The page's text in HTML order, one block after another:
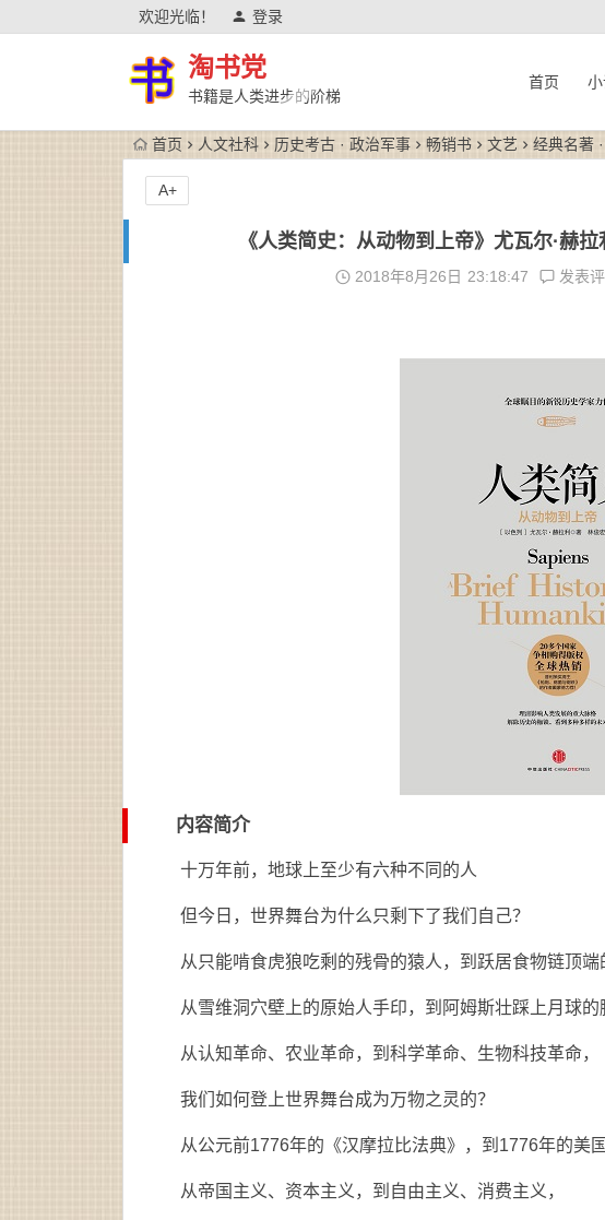
欢迎光临！ 登录
淘书党
书籍是人类进步的阶梯
首页
首页 人文社科 历史考古 · 政治军事 畅销书 文艺 经典名著
《人类简史：从动物到上帝》尤瓦尔·赫
2018年8月26日 23:18:47 发表
内容简介
十万年前，地球上至少有六种不同的人
但今日，世界舞台为什么只剩下了我们自己？
从只能啃食虎狼吃剩的残骨的猿人，到跃居食物链顶端
从雪维洞穴壁上的原始人手印，到阿姆斯壮踩上月球的
从认知革命、农业革命，到科学革命、生物科技革命，
我们如何登上世界舞台成为万物之灵的？
从公元前1776年的《汉摩拉比法典》，到1776年的美
从帝国主义、资本主义，到自由主义、消费主义，
A+